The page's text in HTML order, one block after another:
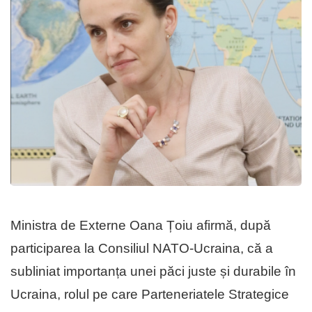
Ministra de Externe Oana Țoiu afirmă, după
participarea la Consiliul NATO-Ucraina, că a
subliniat importanța unei păci juste și durabile în
Ucraina, rolul pe care Parteneriatele Strategice